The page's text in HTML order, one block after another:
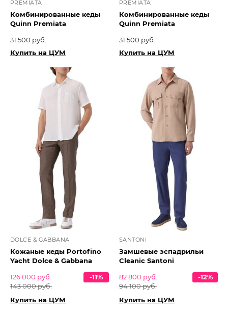
PREMIATA
Комбинированные кеды
Quinn Premiata
31 500 руб.
Купить на ЦУМ
PREMIATA
Комбинированные кеды
Quinn Premiata
31 500 руб.
Купить на ЦУМ
DOLCE & GABBANA
Кожаные кеды Portofino
Yacht Dolce & Gabbana
126 000 руб.
143 000 руб.
-11%
Купить на ЦУМ
SANTONI
Замшевые эспадрильи
Cleanic Santoni
82 800 руб.
94 100 руб.
-12%
Купить на ЦУМ